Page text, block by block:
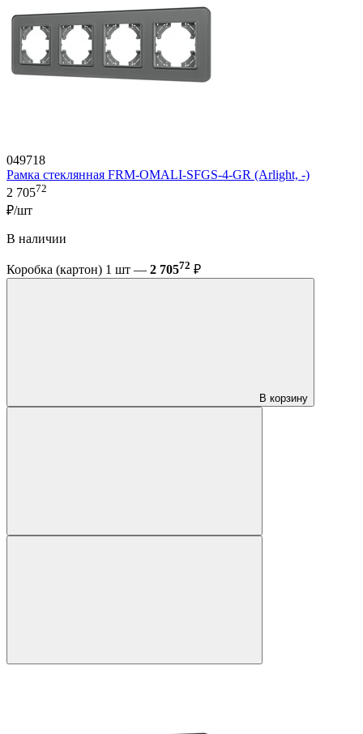
049718
Рамка стеклянная FRM-OMALI-SFGS-4-GR (Arlight, -)
2 70572
₽/шт
В наличии
Коробка (картон) 1 шт — 2 70572 ₽
В корзину